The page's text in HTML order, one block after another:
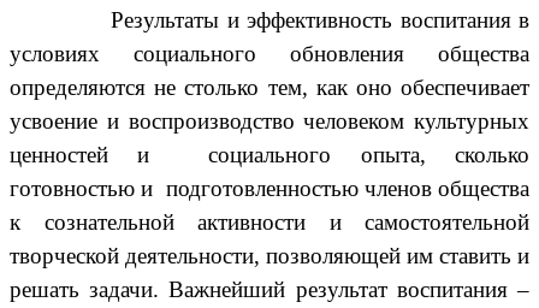
Результаты и эффективность воспитания в
условиях социального обновления общества
определяются не столько тем, как оно обеспечивает
усвоение и воспроизводство человеком культурных
ценностей и социального опыта, сколько
готовностью и подготовленностью членов общества
к сознательной активности и самостоятельной
творческой деятельности, позволяющей им ставить и
решать задачи. Важнейший результат воспитания –